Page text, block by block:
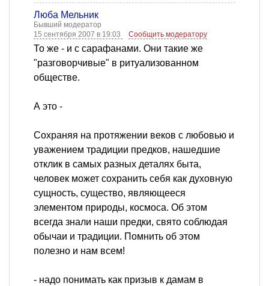
Люба Мельник
Бывший модератор
15 сентября 2007 в 19:03
Сообщить модератору
То же - и с сарафанами. Они такие же
"разговорчивые" в ритуализованном
обществе.
А это -
Сохраняя на протяжении веков с любовью и
уважением традиции предков, нашедшие
отклик в самых разных деталях быта,
человек может сохранить себя как духовную
сущность, существо, являющееся
элементом природы, космоса. Об этом
всегда знали наши предки, свято соблюдая
обычаи и традиции. Помнить об этом
полезно и нам всем!
- надо понимать как призыв к дамам в